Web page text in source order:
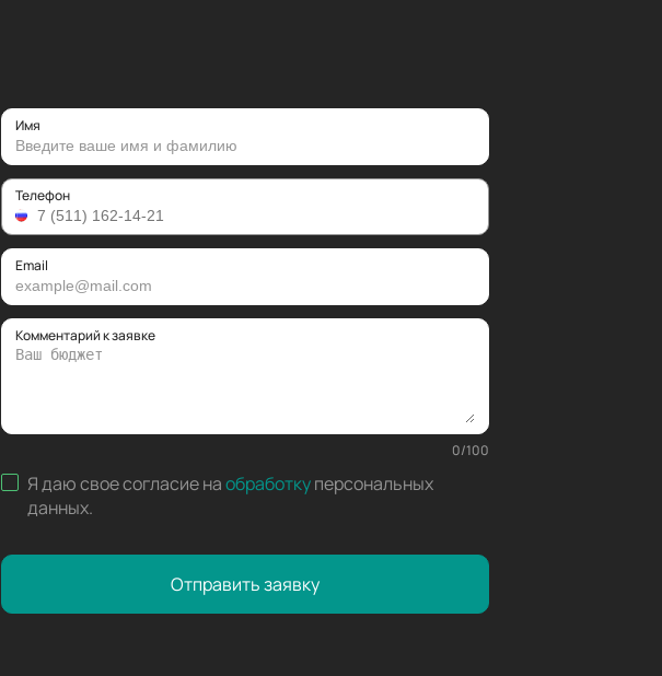
Имя
Телефон
Email
Комментарий к заявке
0/100
Я даю свое согласие наобработкуперсональных
данных.
Отправить заявку